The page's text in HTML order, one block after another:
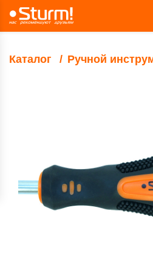
Каталог Ручной